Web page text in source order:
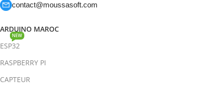
contact@moussasoft.com
ARDUINO MAROC
ESP32
NEW
RASPBERRY PI
CAPTEUR